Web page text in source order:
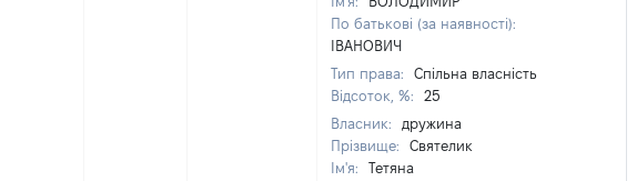
По батькові (за наявності):
ІВАНОВИЧ
Тип права:
Спільна власність
Відсоток, %:
25
Власник:
дружина
Прізвище:
Святелик
Ім'я:
Тетяна